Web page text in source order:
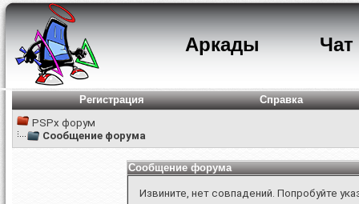
Аркады Чат
Регистрация
Справка
PSPx форум
Сообщение форума
Сообщение форума
Извините, нет совпадений. Попробуйте